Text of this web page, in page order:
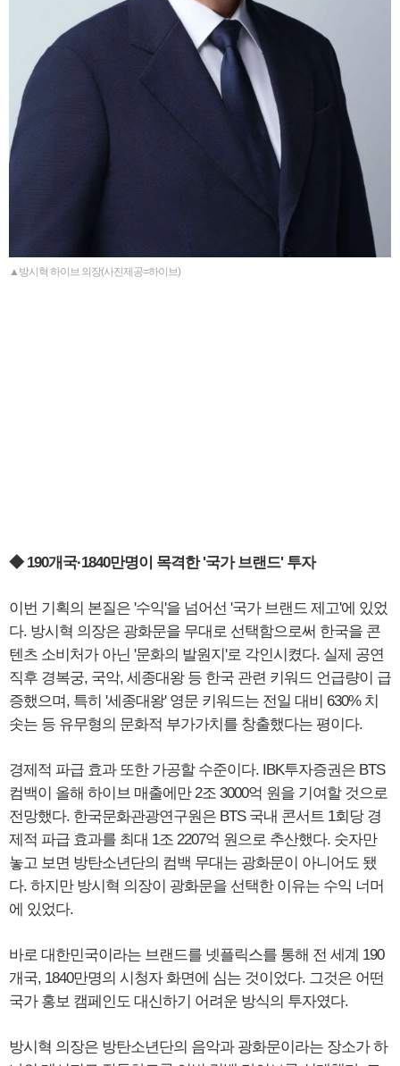
▲방시혁 하이브 의장(사진제공=하이브)
◆ 190개국·1840만명이 목격한 '국가 브랜드' 투자
이번 기획의 본질은 '수익'을 넘어선 '국가 브랜드 제고'에 있었
다. 방시혁 의장은 광화문을 무대로 선택함으로써 한국을 콘
텐츠 소비처가 아닌 '문화의 발원지'로 각인시켰다. 실제 공연
직후 경복궁, 국악, 세종대왕 등 한국 관련 키워드 언급량이 급
증했으며, 특히 '세종대왕' 영문 키워드는 전일 대비 630% 치
솟는 등 유무형의 문화적 부가가치를 창출했다는 평이다.
경제적 파급 효과 또한 가공할 수준이다. IBK투자증권은 BTS
컴백이 올해 하이브 매출에만 2조 3000억 원을 기여할 것으로
전망했다. 한국문화관광연구원은 BTS 국내 콘서트 1회당 경
제적 파급 효과를 최대 1조 2207억 원으로 추산했다. 숫자만
놓고 보면 방탄소년단의 컴백 무대는 광화문이 아니어도 됐
다. 하지만 방시혁 의장이 광화문을 선택한 이유는 수익 너머
에 있었다.
바로 대한민국이라는 브랜드를 넷플릭스를 통해 전 세계 190
개국, 1840만명의 시청자 화면에 심는 것이었다. 그것은 어떤
국가 홍보 캠페인도 대신하기 어려운 방식의 투자였다.
방시혁 의장은 방탄소년단의 음악과 광화문이라는 장소가 하